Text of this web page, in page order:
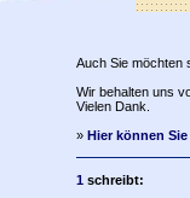
Auch Sie möchten
Wir behalten uns
Vielen Dank.
» Hier können
1schreibt: